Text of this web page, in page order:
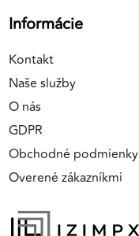
Informácie
Kontakt
Naše služby
O nás
GDPR
Obchodné podmienky
Overené zákazníkmi